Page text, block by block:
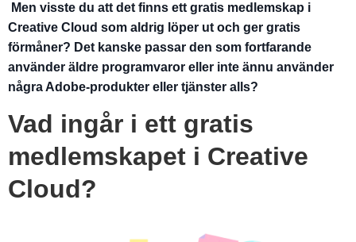
Men visste du att det finns ett gratis medlemskap i
Creative Cloud som aldrig löper ut och ger gratis
förmåner? Det kanske passar den som fortfarande
använder äldre programvaror eller inte ännu använder
några Adobe-produkter eller tjänster alls?
Vad ingår i ett gratis
medlemskapet i Creative
Cloud?